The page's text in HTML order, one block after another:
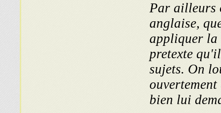
Par ailleurs
anglaise,
appliquer la
pretexte
sujets. On
bien lui